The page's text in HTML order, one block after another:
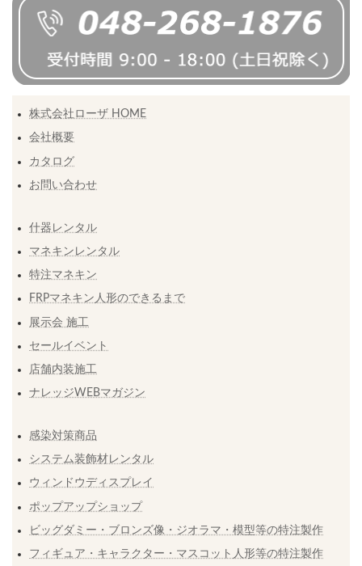
株式会社ローザ HOME
会社概要
カタログ
お問い合わせ
什器レンタル
マネキンレンタル
特注マネキン
FRPマネキン人形のできるまで
展示会 施工
セールイベント
店舗内装施工
ナレッジWEBマガジン
感染対策商品
システム装飾材レンタル
ウィンドウディスプレイ
ポップアップショップ
ビッグダミー・ブロンズ像・ジオラマ・模型等の特注製作
フィギュア・キャラクター・マスコット人形等の特注製作